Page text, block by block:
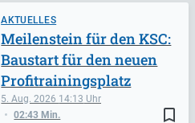
AKTUELLES
bookmark_border
5. Aug. 2026 14:13
02:43 Min.
Meilenstein für den KSC:
Baustart für den neuen
Profitrainingsplatz